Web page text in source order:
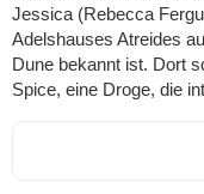
Jessica (Rebecca
Adelshauses Atreides
Dune bekannt ist. Dort
Spice, eine Droge, die